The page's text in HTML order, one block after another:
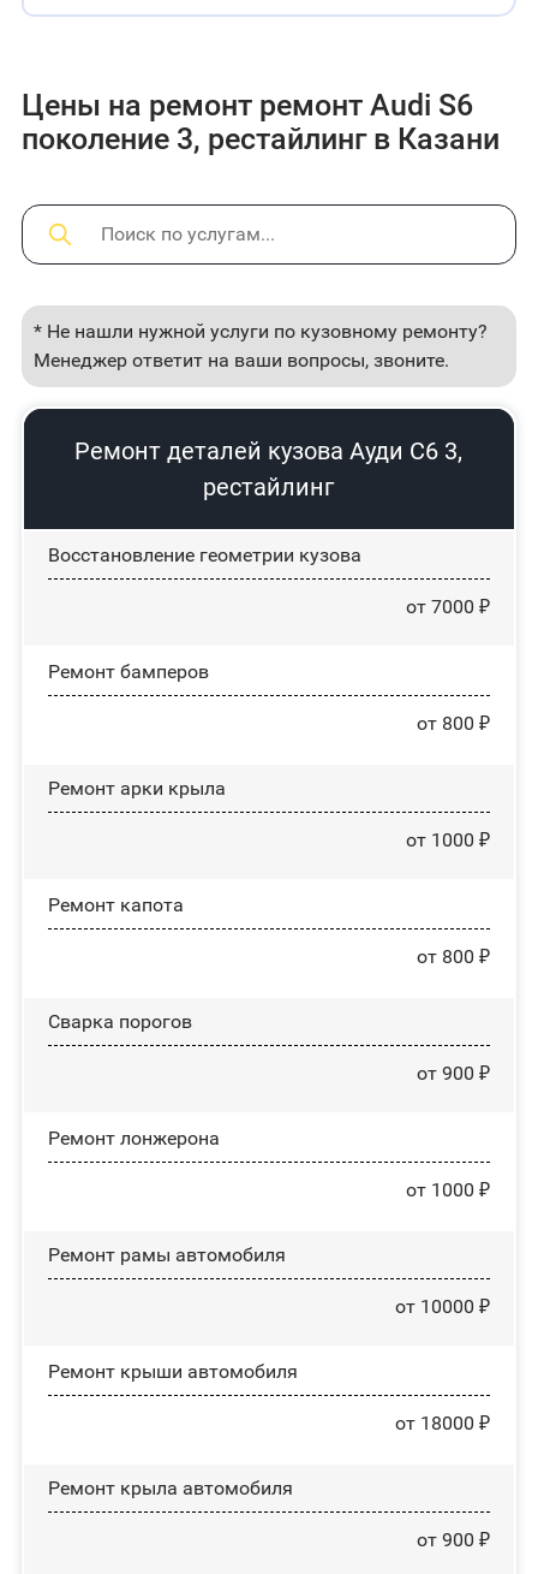
Цены на ремонт ремонт Audi S6
поколение 3, рестайлинг в Казани
* Не нашли нужной услуги по кузовному ремонту?
Менеджер ответит на ваши вопросы, звоните.
Ремонт деталей кузова Ауди С6 3,
рестайлинг
Восстановление геометрии кузова
от 7000 ₽
Ремонт бамперов
от 800 ₽
Ремонт арки крыла
от 1000 ₽
Ремонт капота
от 800 ₽
Сварка порогов
от 900 ₽
Ремонт лонжерона
от 1000 ₽
Ремонт рамы автомобиля
от 10000 ₽
Ремонт крыши автомобиля
от 18000 ₽
Ремонт крыла автомобиля
от 900 ₽